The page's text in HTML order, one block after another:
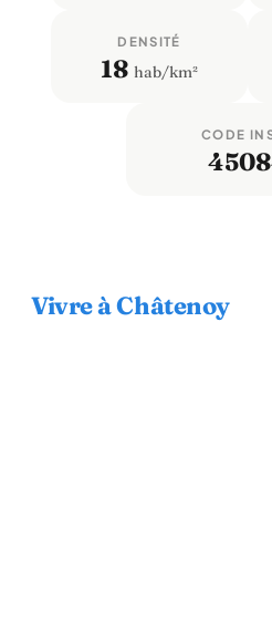
DENSITÉ
18 hab/km²
CODE
Vivre à Châtenoy